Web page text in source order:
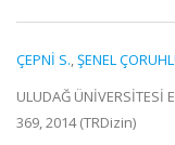
ÇEPNİ S.,ŞENEL
ULUDAĞ ÜNİVERSİTESİ
369, 2014 (TRDizin)